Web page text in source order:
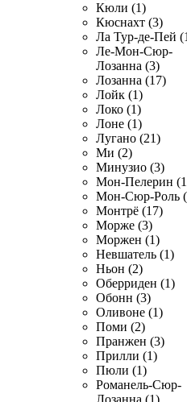
Кюли (1)
Кюснахт (3)
Ла Тур-де-Пей
Ле-Мон-Сюр-
Лозанна (3)
Лозанна (17)
Лойк (1)
Локо (1)
Лоне (1)
Лугано (21)
Ми (2)
Минузио (3)
Мон-Пелерин
Мон-Сюр-Роль
Монтрё (17)
Морже (3)
Моржен (1)
Невшатель (1)
Ньон (2)
Оберриден (1)
Обонн (3)
Оливоне (1)
Поми (2)
Пранжен (3)
Прилли (1)
Пюли (1)
Романель-Сюр-
Лозанна (1)